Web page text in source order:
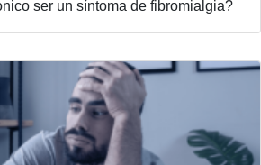
ser un síntoma de fibromialgia?